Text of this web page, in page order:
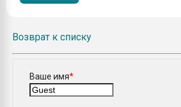
Возврат к списку
Ваше имя*